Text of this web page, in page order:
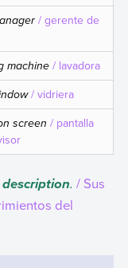
/ gerente de
machine / lavadora
/ vidriera
screen / pantalla
. / Sus
del